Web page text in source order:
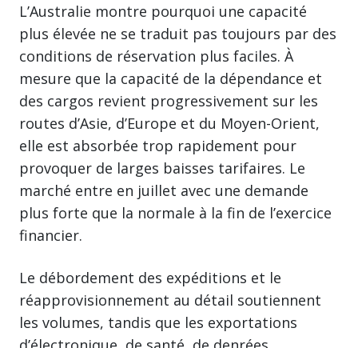
L’Australie montre pourquoi une capacité
plus élevée ne se traduit pas toujours par des
conditions de réservation plus faciles. À
mesure que la capacité de la dépendance et
des cargos revient progressivement sur les
routes d’Asie, d’Europe et du Moyen-Orient,
elle est absorbée trop rapidement pour
provoquer de larges baisses tarifaires. Le
marché entre en juillet avec une demande
plus forte que la normale à la fin de l’exercice
financier.
Le débordement des expéditions et le
réapprovisionnement au détail soutiennent
les volumes, tandis que les exportations